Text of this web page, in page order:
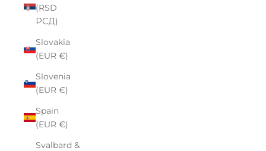
(RSD
РСД)
Slovakia
(EUR €)
Slovenia
(EUR €)
Spain
(EUR €)
Svalbard &